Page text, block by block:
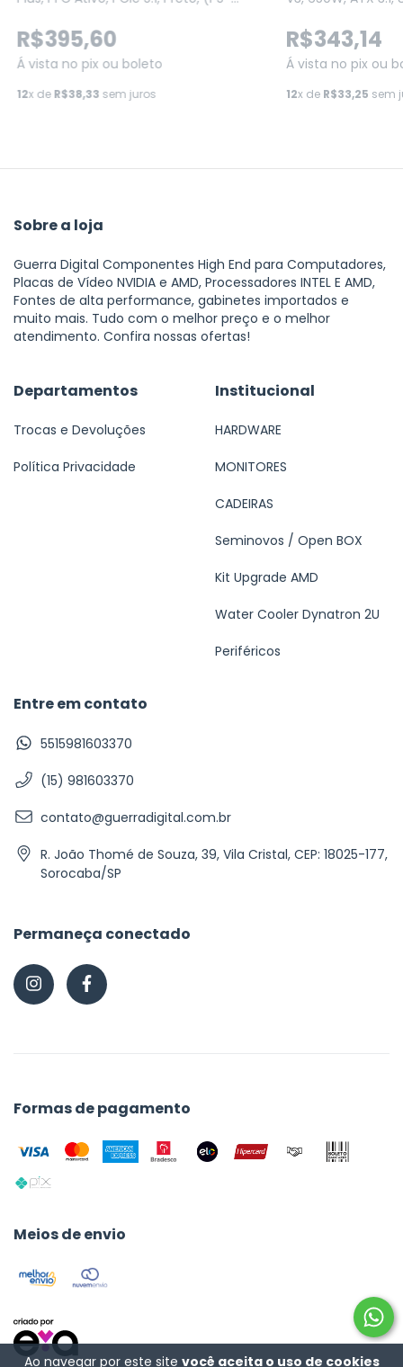
Ao navegar por este site você aceita o uso de cookies
R$395,60
Á vista no pix ou boleto
12x deR$38,33 sem juros
R$343,14
Á vista no pix ou
12x de R$33,25 sem
Sobre a loja
Guerra Digital Componentes High End para Computadores,
Placas de Vídeo NVIDIA e AMD, Processadores INTEL E AMD,
Fontes de alta performance, gabinetes importados e
muito mais. Tudo com o melhor preço e o melhor
atendimento. Confira nossas ofertas!
Departamentos
Trocas e Devoluções
Política Privacidade
Institucional
HARDWARE
MONITORES
CADEIRAS
Seminovos / Open BOX
Kit Upgrade AMD
Water Cooler Dynatron 2U
Periféricos
Entre em contato
5515981603370
(15) 981603370
contato@guerradigital.com.br
R. João Thomé de Souza, 39, Vila Cristal, CEP: 18025-177,
Sorocaba/SP
Permaneça conectado
Formas de pagamento
Meios de envio